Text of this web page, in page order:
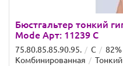
Бюстгальтер тонкий
Mode Арт: 11239 C
75.80.85.85.90.95. C
82%
Комбинированная